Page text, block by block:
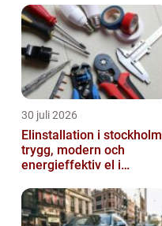
30 juli 2026
Elinstallation i stockholm
trygg, modern och
energieffektiv el i